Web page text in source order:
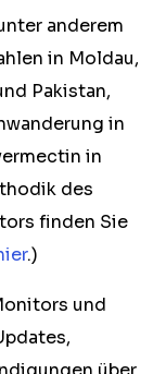
anderem
in Moldau,
Pakistan,
in
in
des
finden Sie
.)
und